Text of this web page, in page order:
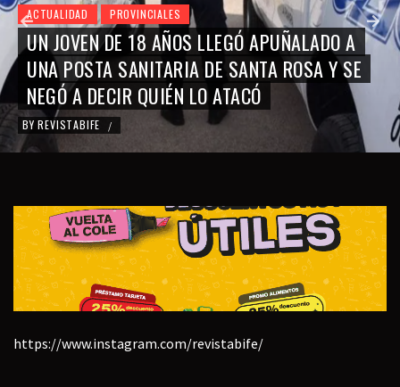
ACTUALIDAD PROVINCIALES
UN JOVEN DE 18 AÑOS LLEGÓ APUÑALADO A
UNA POSTA SANITARIA DE SANTA ROSA Y SE
NEGÓ A DECIR QUIÉN LO ATACÓ
BY REVISTABIFE /
https://www.instagram.com/revistabife/